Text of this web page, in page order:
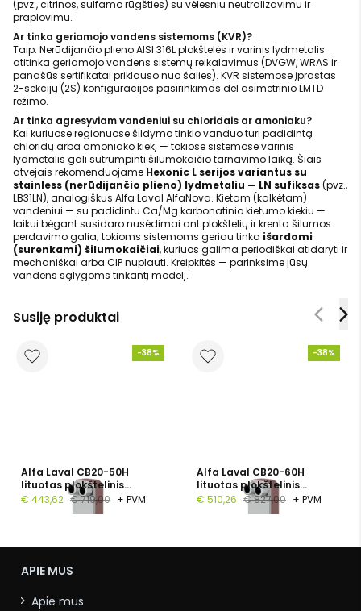
(pvz., citrinos, sulfamo rūgšties) su vėlesniu neutralizavimu ir
praplovimu.
Ar tinka geriamojo vandens sistemoms (KVR)?
Taip. Nerūdijančio plieno AISI 316L plokštelės ir varinis lydmetalis
atitinka geriamojo vandens sistemų reikalavimus (DVGW, WRAS ir
panašūs sertifikatai priklauso nuo šalies). KVR sistemose įprastas
2-sekcijų (2S) konfigūracijos pasirinkimas dėl asimetrinio LMTD
režimo.
Ar tinka agresyviam vandeniui su chloridais ar amoniaku?
Kai kuriuose regionuose šildymo tinklo vanduo turi padidintą
chloridų arba amoniako kiekį — tokiose sistemose varinis
lydmetalis gali sutrumpinti šilumokaičio tarnavimo laiką. Šiais
atvejais rekomenduojame Hexonic L serijos variantus su
stainless (nerūdijančio plieno) lydmetaliu — LN sufiksas(pvz.,
LB31LN), analogiškus Alfa Laval AlfaNova. Kietam (kalkėtam)
vandeniui — su padidintu Ca/Mg karbonatinio kietumo kiekiu —
laikui bėgant susidaro nusėdimai ant plokštelių ir krenta šilumos
perdavimo galia; tokioms sistemoms geriau tinka išardomi
(surenkami) šilumokaičiai, kuriuos galima periodiškai atidaryti ir
mechaniškai arba CIP nuplauti. Kreipkitės — parinksime jūsų
vandens sąlygoms tinkantį modelį.
Susiję produktai
-38%
Alfa Laval CB20-50H
lituotas plokštelinis
šilumokaitis, 1", 50
€ 443,62 € 719,00 + PVM
-38%
Alfa Laval CB20-60H
lituotas plokštelinis
šilumokaitis, G 1", 60
€ 510,26 € 827,00 + PVM
APIE MUS
Apie mus